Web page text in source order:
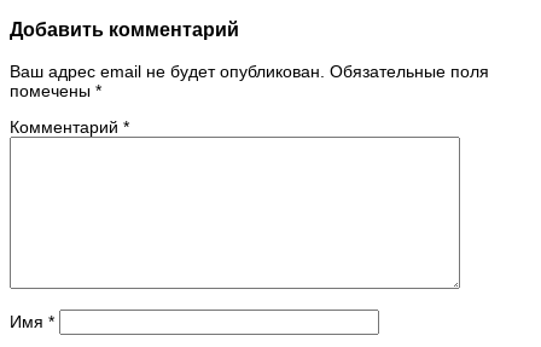
Добавить комментарий
Ваш адрес email не будет опубликован. Обязательные поля
помечены *
Комментарий *
Имя *